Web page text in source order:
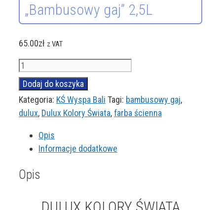
„Bambusowy gaj” 2,5L
65.00zł z VAT
ilość
DULUX
KOLORY
ŚWIATA
"Bambusowy
Dodaj do koszyka
Kategoria: KŚ Wyspa Bali Tagi: bambusowy gaj,
dulux, Dulux Kolory Świata,farba ścienna
Opis
Informacje dodatkowe
Opis